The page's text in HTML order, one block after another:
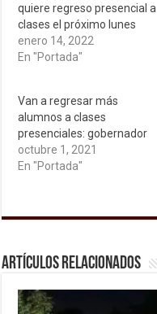
quiere regreso presencial a
clases el próximo lunes
enero 14, 2022
En "Portada"
Van a regresar más
alumnos a clases
presenciales: gobernador
octubre 1, 2021
En "Portada"
Artículos relacionados